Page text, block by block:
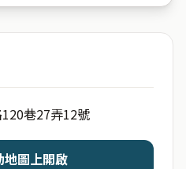
東其鈺大
出生時辰
巷27弄12號
地圖上開啟